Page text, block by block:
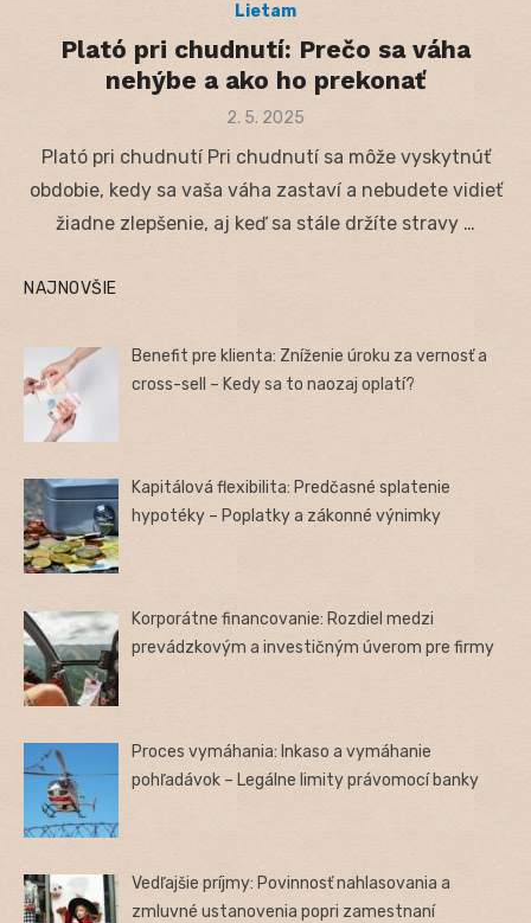
Lietam
Plató pri chudnutí: Prečo sa váha
nehýbe a ako ho prekonať
Posted
2. 5. 2025
Plató pri chudnutí Pri chudnutí sa môže vyskytnúť
obdobie, kedy sa vaša váha zastaví a nebudete vidieť
žiadne zlepšenie, aj keď sa stále držíte stravy …
NAJNOVŠIE
Benefit pre klienta: Zníženie úroku za vernosť a
cross-sell – Kedy sa to naozaj oplatí?
Kapitálová flexibilita: Predčasné splatenie
hypotéky – Poplatky a zákonné výnimky
Korporátne financovanie: Rozdiel medzi
prevádzkovým a investičným úverom pre firmy
Proces vymáhania: Inkaso a vymáhanie
pohľadávok – Legálne limity právomocí banky
Vedľajšie príjmy: Povinnosť nahlasovania a
zmluvné ustanovenia popri zamestnaní